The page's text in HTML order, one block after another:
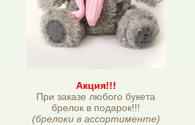
Акция!!!
При заказе любого букета
брелок в подарок!!!
(брелоки в ассортименте)